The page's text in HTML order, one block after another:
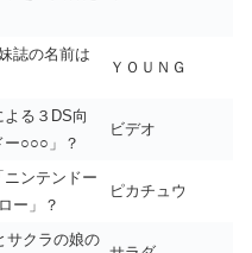
誌の名前は
ＹＯＵＮＧ
る３DS向
ー○○○」？
ビデオ
ニンテンドー
ー」？
ピカチュウ
サクラの娘の